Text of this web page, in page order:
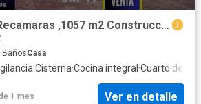
Casa en Venta 5 Recamaras ,1057 m2 Construccíon
BañosCasa
·Cisterna·Cocina integral ·Cuarto de
1 mes Ver en detalle